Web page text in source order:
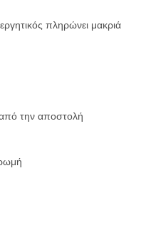
πληρώνει μακριά
την αποστολή